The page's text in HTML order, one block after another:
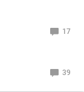
17
39